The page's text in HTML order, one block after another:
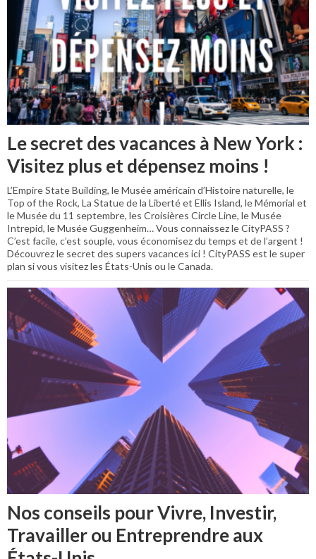
Le secret des vacances à New York :
Visitez plus et dépensez moins !
L’Empire State Building, le Musée américain d’Histoire naturelle, le
Top of the Rock, La Statue de la Liberté et Ellis Island, le Mémorial et
le Musée du 11 septembre, les Croisières Circle Line, le Musée
Intrepid, le Musée Guggenheim… Vous connaissez le CityPASS ?
C’est facile, c’est souple, vous économisez du temps et de l’argent !
Découvrez le secret des supers vacances ici ! CityPASS est le super
plan si vous visitez les États-Unis ou le Canada.
Nos conseils pour Vivre, Investir,
Travailler ou Entreprendre aux